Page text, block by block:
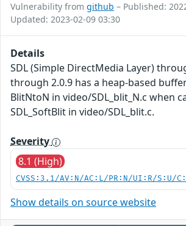
Vulnerability from github – Published:
Updated: 2023-02-09 03:30
Details
SDL (Simple DirectMedia Layer)
through 2.0.9 has a heap-based
BlitNtoN in video/SDL_blit_N.c when
SDL_SoftBlit in video/SDL_blit.c.
Severity
8.1 (High)
CVSS:3.1/AV:N/AC:L/PR:N/UI:R/S:U/
Show details on source website